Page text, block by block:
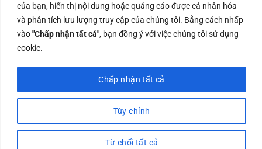
của bạn, hiển thị nội dung hoặc quảng cáo được cá nhân hóa
và phân tích lưu lượng truy cập của chúng tôi. Bằng cách nhấp
vào"Chấp nhận tất cả", bạn đồng ý với việc chúng tôi sử dụng
cookie.
Tùy chỉnh
Từ chối tất cả
Chấp nhận tất cả
Công ty TNHH Nam Bình Xương - Số ĐKKD: 0108783483
cấp ngày 14/06/2019 bởi Sở Kế Hoạch và Đầu Tư Tp. Hà
Nội
Copyrights @2023 Nam Binh Xuong. All Rights Reserved